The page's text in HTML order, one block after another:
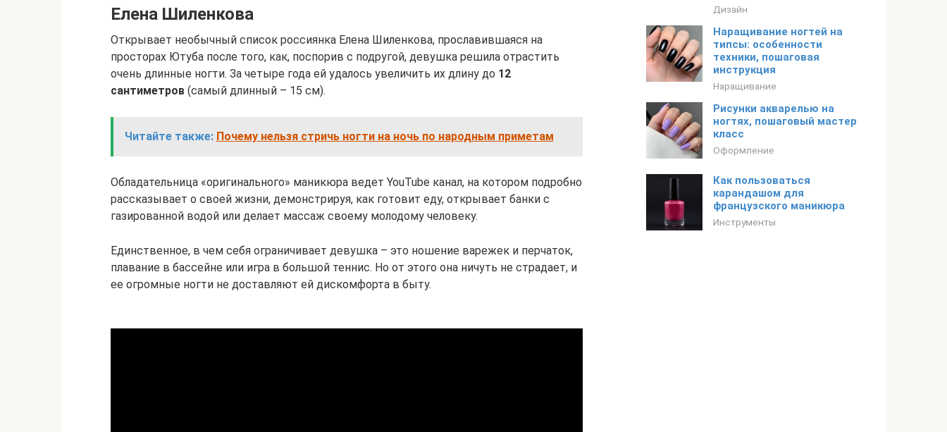
Елена Шиленкова
Открывает необычный список россиянка Елена Шиленкова, прославившаяся на
просторах Ютуба после того, как, поспорив с подругой, девушка решила отрастить
очень длинные ногти. За четыре года ей удалось увеличить их длину до 12
сантиметров (самый длинный – 15 см).
Читайте также: Почему нельзя стричь ногти на ночь по народным приметам
Обладательница «оригинального» маникюра ведет YouTube канал, на котором подробно
рассказывает о своей жизни, демонстрируя, как готовит еду, открывает банки с
газированной водой или делает массаж своему молодому человеку.
Единственное, в чем себя ограничивает девушка – это ношение варежек и перчаток,
плавание в бассейне или игра в большой теннис. Но от этого она ничуть не страдает, и
ее огромные ногти не доставляют ей дискомфорта в быту.
Дизайн
Наращивание ногтей на
типсы: особенности
техники, пошаговая
инструкция
Наращивание
Рисунки акварелью на
ногтях, пошаговый мастер
класс
Оформление
Как пользоваться
карандашом для
французского маникюра
Инструменты